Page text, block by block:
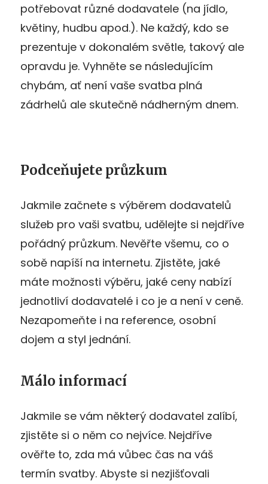
potřebovat různé dodavatele (na jídlo,
květiny, hudbu apod.). Ne každý, kdo se
prezentuje v dokonalém světle, takový ale
opravdu je. Vyhněte se následujícím
chybám, ať není vaše svatba plná
zádrhelů ale skutečně nádherným dnem.
Podceňujete průzkum
Jakmile začnete s výběrem dodavatelů
služeb pro vaši svatbu, udělejte si nejdříve
pořádný průzkum. Nevěřte všemu, co o
sobě napíší na internetu. Zjistěte, jaké
máte možnosti výběru, jaké ceny nabízí
jednotliví dodavatelé i co je a není v ceně.
Nezapomeňte i na reference, osobní
dojem a styl jednání.
Málo informací
Jakmile se vám některý dodavatel zalíbí,
zjistěte si o něm co nejvíce. Nejdříve
ověřte to, zda má vůbec čas na váš
termín svatby. Abyste si nezjišťovali